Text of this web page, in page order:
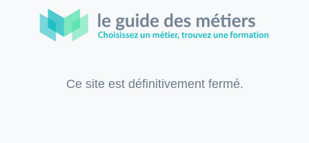
Ce site est définitivement fermé.